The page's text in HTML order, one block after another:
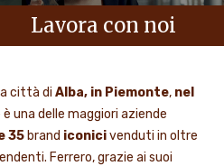
Lavora con noi
città di Alba, in Piemonte, nel
è una delle maggiori aziende
35 brand iconicivenduti in oltre
Ferrero, grazie ai suoi